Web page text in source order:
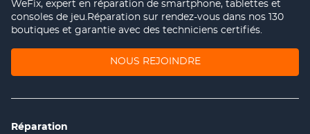
WeFix, expert en réparation de smartphone, tablettes et
consoles de jeu.Réparation sur rendez-vous dans nos 130
boutiques et garantie avec des techniciens certifiés.
NOUS REJOINDRE(OUVRE
DANS
NOUVELLE
Réparation